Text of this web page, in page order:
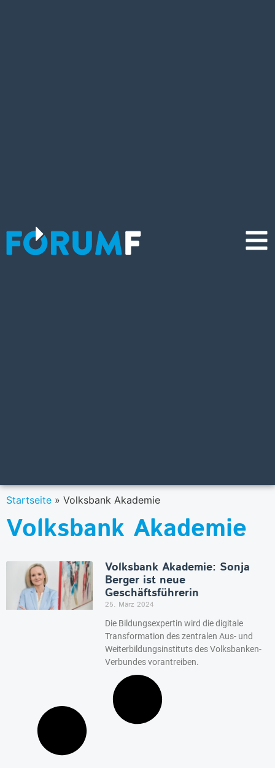
Startseite » Volksbank Akademie
Volksbank Akademie
Volksbank Akademie: Sonja
Berger ist neue
Geschäftsführerin
25. März 2024
Die Bildungsexpertin wird die digitale
Transformation des zentralen Aus- und
Weiterbildungsinstituts des Volksbanken-
Verbundes vorantreiben.